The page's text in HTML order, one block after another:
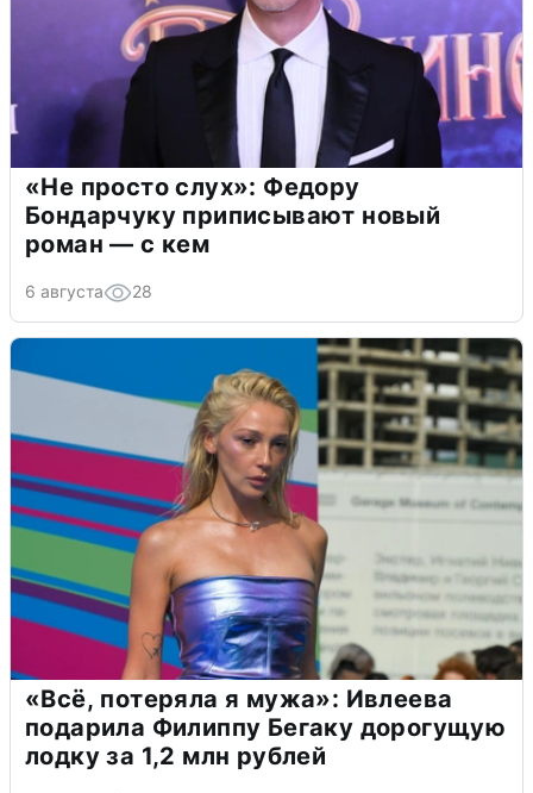
«Не просто слух»: Федору
Бондарчуку приписывают новый
роман — с кем
6 августа 28
«Всё, потеряла я мужа»: Ивлеева
подарила Филиппу Бегаку дорогущую
лодку за 1,2 млн рублей